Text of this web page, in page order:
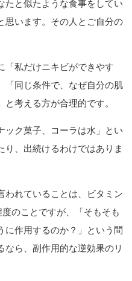
たと似たような食事をしてい
思います。その人とご自分の
「私だけニキビができやす
「同じ条件で、なぜ自分の肌
考える方が合理的です。
ック菓子、コーラは水」とい
り、出続けるわけではありま
われていることは、ビタミン
のことですが、「そもそも
に作用するのか？」という問
なら、副作用的な逆効果のリ